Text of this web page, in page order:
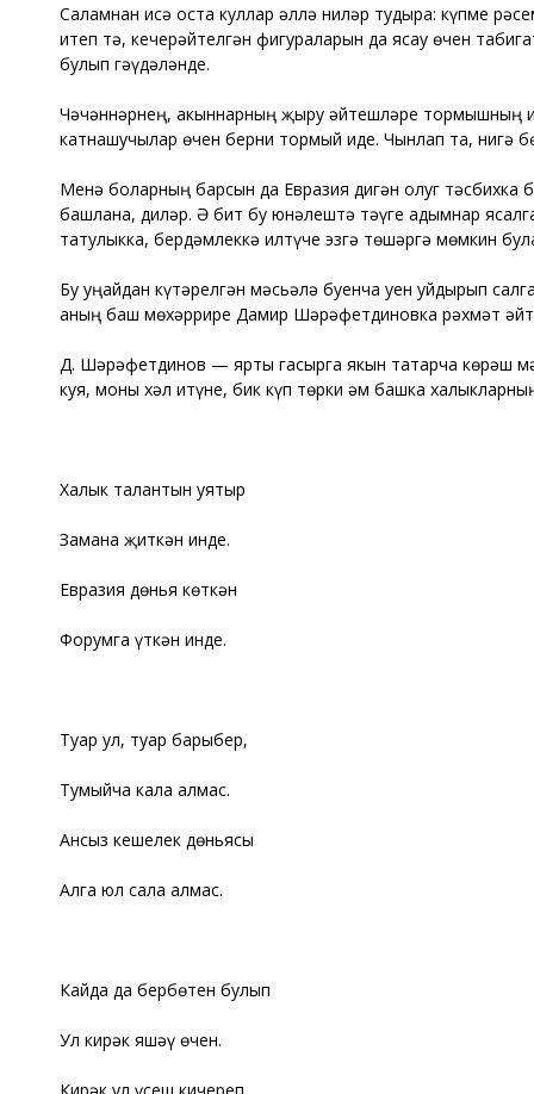
Саламнан исә оста куллар әллә ниләр тудыра: күпме
итеп тә, кечерәйтелгән фигураларын да ясау өчен
булып гәүдәләнде.
Чәчәннәрнең, акыннарның җыру әйтешләре тормышның
катнашучылар өчен берни тормый иде. Чынлап та, нигә
Менә боларның барсын да Евразия дигән олуг
башлана, диләр. Ә бит бу юнәлештә тәүге адымнар
татулыкка, бердәмлеккә илтүче эзгә төшәргә мөмкин
Бу уңайдан күтәрелгән мәсьәлә буенча уен уйдырып
аның баш мөхәррире Дамир Шәрәфетдиновка рәхмәт
Д. Шәрәфетдинов — ярты гасырга якын татарча көрәш
куя, моны хәл итүне, бик күп төрки һәм башка
Халык талантын уятыр
Замана җиткән инде.
Евразия дөнья көткән
Форумга үткән инде.
Туар ул, туар барыбер,
Тумыйча кала алмас.
Ансыз кешелек дөньясы
Алга юл сала алмас.
Кайда да бербөтен булып
Ул кирәк яшәү өчен.
Кирәк ул үсеш кичереп